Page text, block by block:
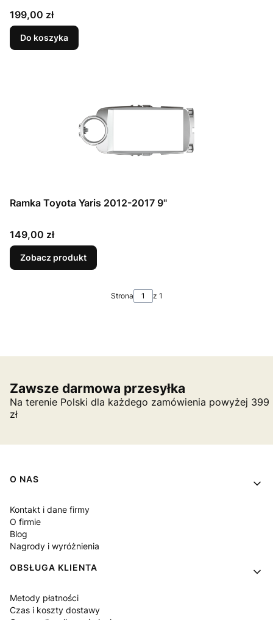
Cena
199,00 zł
Do koszyka
Ramka Toyota Yaris 2012-2017 9"
Cena
149,00 zł
Zobacz produkt
Strona z 1
Zawsze darmowa przesyłka
Na terenie Polski dla każdego zamówienia powyżej 399
zł
Linki w stopce
O NAS
Kontakt i dane firmy
O firmie
Blog
Nagrody i wyróżnienia
OBSŁUGA KLIENTA
Metody płatności
Czas i koszty dostawy